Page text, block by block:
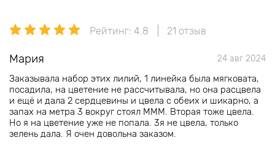
Рейтинг: 4.8 21 отзыв
Мария 24 авг 2024
Заказывала набор этих лилий, 1 линейка была мягковата,
посадила, на цветение не рассчитывала, но она расцвела
и ещё и дала 2 сердцевины и цвела с обеих и шикарно, а
запах на метра 3 вокруг стоял МММ. Вторая тоже цвела.
Но я на цветение уже не попала. 3я не цвела, только
зелень дала. Я очен довольна заказом.